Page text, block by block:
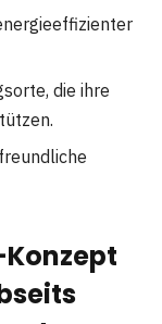
die ihre